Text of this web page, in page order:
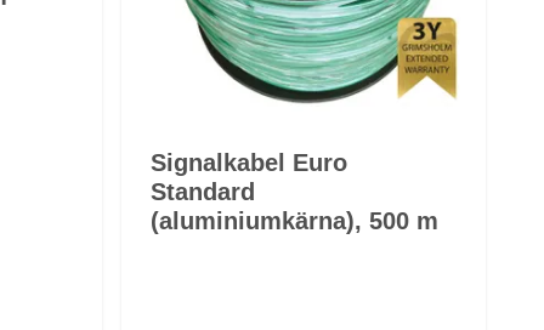
Signalkabel Euro
Standard
(aluminiumkärna), 500 m